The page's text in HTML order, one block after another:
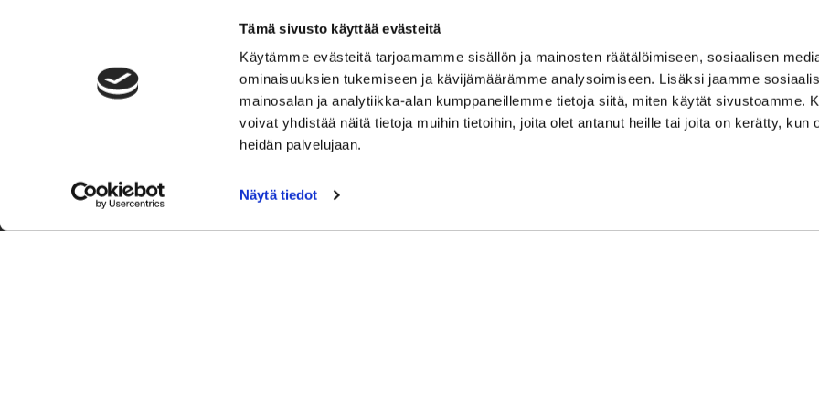
Tämä sivusto käyttää evästeitä
Käytämme evästeitä tarjoamamme sisällön ja mainosten räätälöimiseen, sosiaalisen
ominaisuuksien tukemiseen ja kävijämäärämme analysoimiseen. Lisäksi jaamme
mainosalan ja analytiikka-alan kumppaneillemme tietoja siitä, miten käytät sivustoamme.
voivat yhdistää näitä tietoja muihin tietoihin, joita olet antanut heille tai joita on kerätty, kun
heidän palvelujaan.
Näytä tiedot
Vuoden 2024 ensimmäiset peruskurssit ovat
nyt myynnissä.Lunasta paikkasi peruskurssille
suoraan verkkokaupasta.